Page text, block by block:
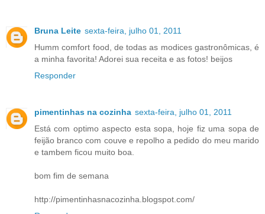
Bruna Leite sexta-feira, julho 01, 2011
Humm comfort food, de todas as modices gastronômicas, é
a minha favorita! Adorei sua receita e as fotos! beijos
Responder
pimentinhas na cozinha sexta-feira, julho 01, 2011
Está com optimo aspecto esta sopa, hoje fiz uma sopa de
feijão branco com couve e repolho a pedido do meu marido
e tambem ficou muito boa.
bom fim de semana
http://pimentinhasnacozinha.blogspot.com/